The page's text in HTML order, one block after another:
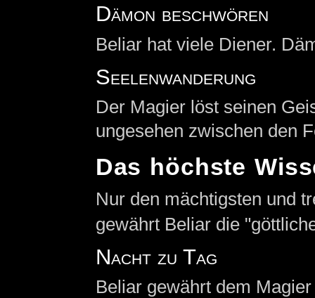
Dämon beschwören
Beliar hat viele Diener.
Seelenwanderung
Der Magier löst seinen
ungesehen zwischen den
Das höchste
Nur den mächtigsten und
gewährt Beliar die
Nacht zu Tag
Beliar gewährt dem